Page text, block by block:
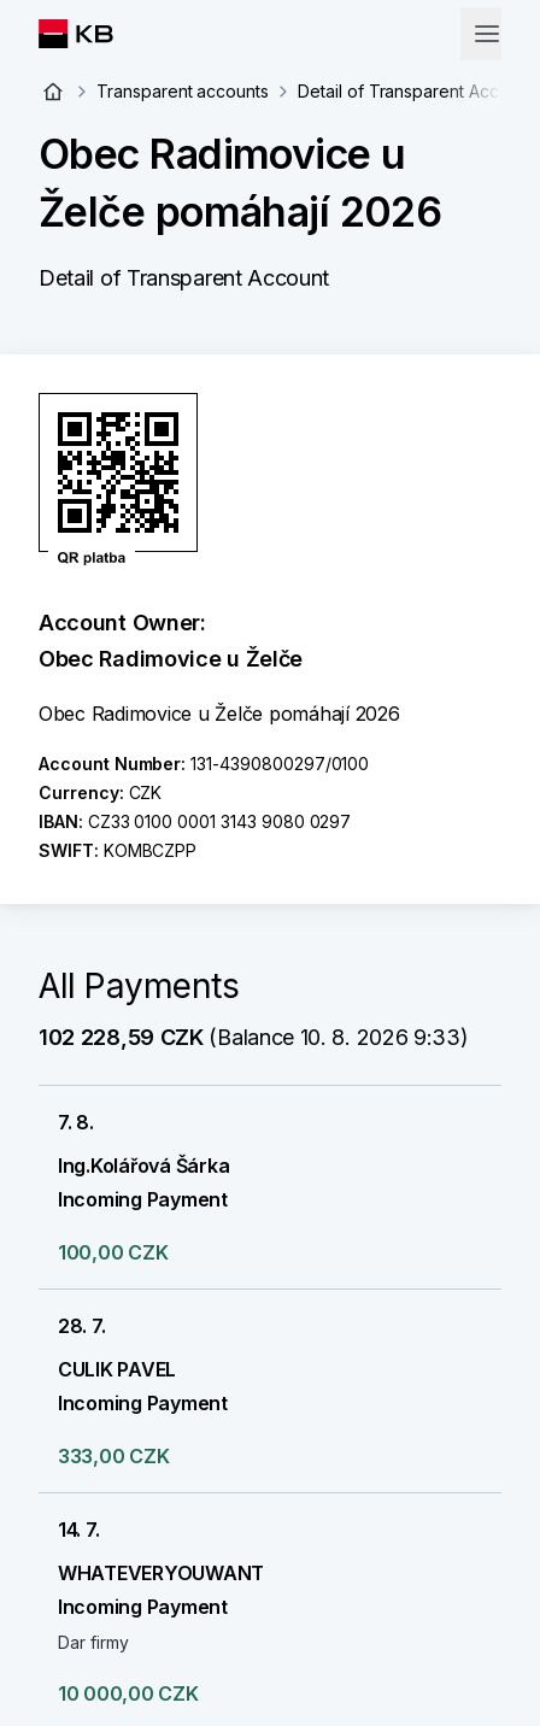
Transparent accounts Detail of Transparent Account
Obec Radimovice u
Želče pomáhají 2026
Detail of Transparent Account
Account Owner:
Obec Radimovice u Želče
Obec Radimovice u Želče pomáhají 2026
Account Number:131-4390800297/0100
Currency: CZK
IBAN: CZ33 0100 0001 3143 9080 0297
SWIFT: KOMBCZPP
All Payments
102 228,59 CZK(Balance 10. 8. 2026 9:33)
7. 8.
Ing.Kolářová Šárka
Incoming Payment
100,00 CZK
28. 7.
CULIK PAVEL
Incoming Payment
333,00 CZK
14. 7.
WHATEVERYOUWANT
Incoming Payment
Dar firmy
10 000,00 CZK